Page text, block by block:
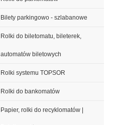
Bilety parkingowo - szlabanowe
Rolki do biletomatu, bileterek,
automatów biletowych
Rolki systemu TOPSOR
Rolki do bankomatów
Papier, rolki do recyklomatów |